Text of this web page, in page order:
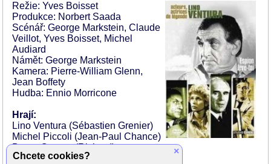
Režie: Yves Boisset
Produkce: Norbert Saada
Scénář: George Markstein, Claude
Veillot, Yves Boisset, Michel
Audiard
Námět: George Markstein
Kamera: Pierre-William Glenn,
Jean Boffety
Hudba: Ennio Morricone
Hrají:
Lino Ventura (Sébastien Grenier)
Michel Piccoli (Jean-Paul Chance)
Bruno Cremer (Richard)
Bernard Fresson (Henri Marchand)
×
Chcete cookies?